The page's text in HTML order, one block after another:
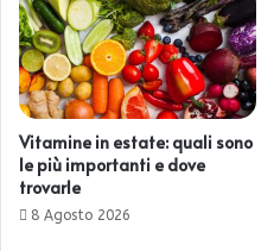
Vitamine in estate: quali sono
le più importanti e dove
trovarle
8 Agosto 2026